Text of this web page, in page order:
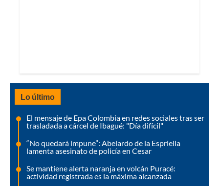
Lo último
El mensaje de Epa Colombia en redes sociales tras ser
trasladada a cárcel de Ibagué: "Día difícil"
“No quedará impune”: Abelardo de la Espriella
lamenta asesinato de policía en Cesar
Se mantiene alerta naranja en volcán Puracé:
actividad registrada es la máxima alcanzada